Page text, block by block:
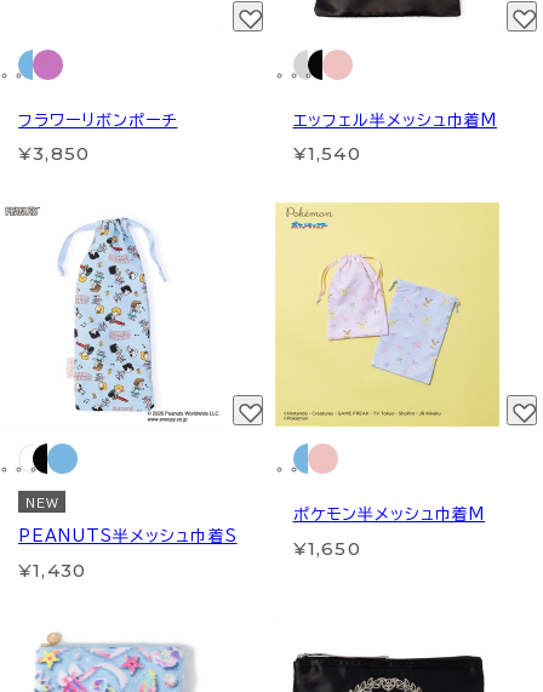
フラワーリボンポーチ
¥3,850
エッフェル半メッシュ巾着M
¥1,540
NEW
PEANUTS半メッシュ巾着S
¥1,430
ポケモン半メッシュ巾着M
¥1,650